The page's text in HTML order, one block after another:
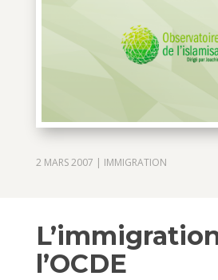
2 MARS 2007 | IMMIGRATION
l’OCDE